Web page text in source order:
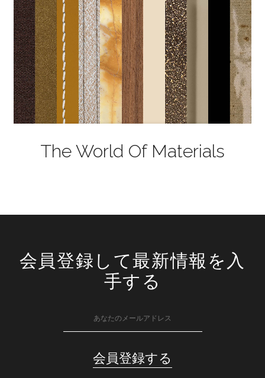
The World Of Materials
会員登録して最新情報を入
手する